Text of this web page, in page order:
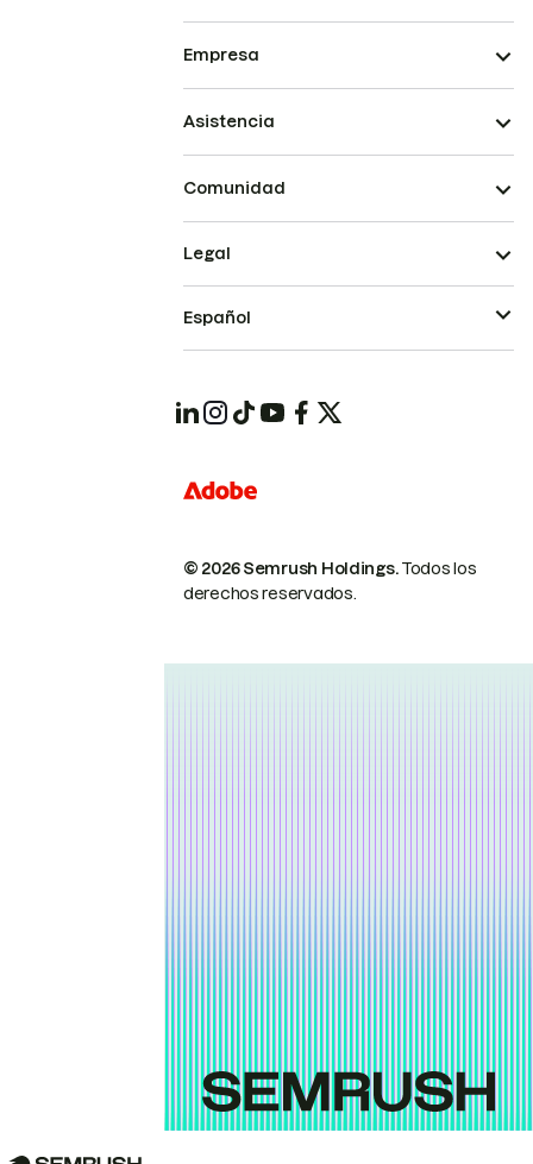
Empresa
Asistencia
Comunidad
© 2026 Semrush Holdings.Todos los
derechos reservados.
Legal
Español